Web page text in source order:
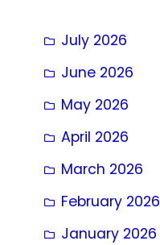
July 2026
June 2026
May 2026
April 2026
March 2026
February 2026
January 2026